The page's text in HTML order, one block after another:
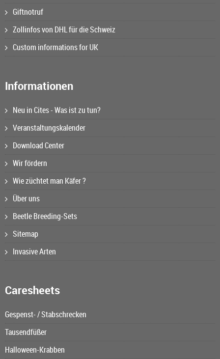
Giftnotruf
Zollinfos von DHL für die Schweiz
Custom informations for UK
Informationen
Neu in Cites - Was ist zu tun?
Veranstaltungskalender
Download Center
Wir fördern
Wie züchtet man Käfer ?
Über uns
Beetle Breeding-Sets
Sitemap
Invasive Arten
Caresheets
Gespenst- / Stabschrecken
Tausendfüßer
Halloween-Krabben